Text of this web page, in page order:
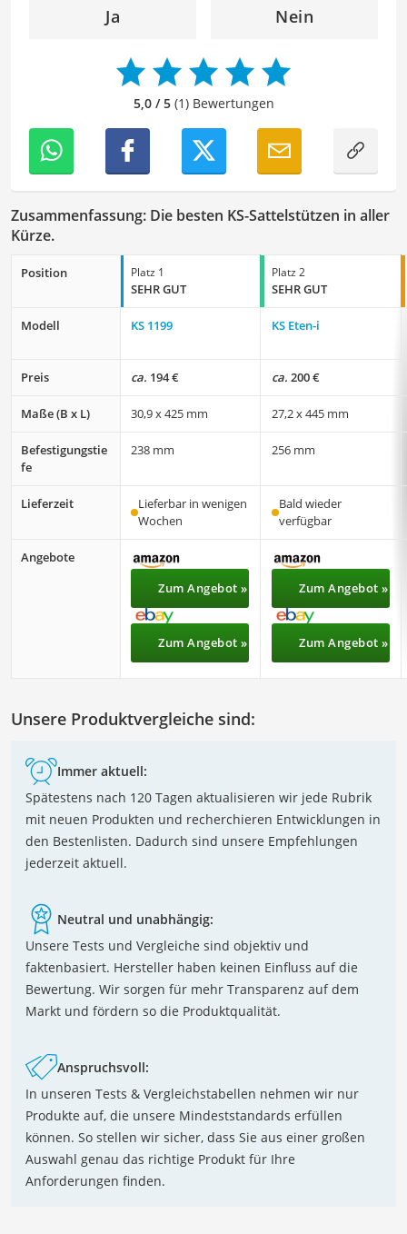
Reiseempfehlungen, Hobbytipps und Anregungen für die
Der KS-Sattelstütze-Vergleich ist aus unserer Sicht
besonders empfehlenswert für
Fahrradfahrer
Ja Nein
5,0 / 5(1) Bewertungen
Zusammenfassung: Die besten KS-Sattelstützen in aller
Kürze.
Position Platz 1
SEHR GUT
Platz 2
SEHR GUT
Modell KS 1199 KS Eten-i
Preis ca. 194 € ca. 200 €
Maße (B x L) 30,9 x 425 mm 27,2 x 445 mm
Befestigungstie
fe
238 mm 256 mm
Lieferzeit
Lieferbar in wenigen
Wochen
Bald wieder
verfügbar
Angebote
Zum Angebot »
Zum Angebot »
Zum Angebot »
Zum Angebot »
Unsere Produktvergleiche sind:
Immer aktuell:
Spätestens nach 120 Tagen aktualisieren wir jede Rubrik
mit neuen Produkten und recherchieren Entwicklungen in
den Bestenlisten. Dadurch sind unsere Empfehlungen
jederzeit aktuell.
Neutral und unabhängig:
Unsere Tests und Vergleiche sind objektiv und
faktenbasiert. Hersteller haben keinen Einfluss auf die
Bewertung. Wir sorgen für mehr Transparenz auf dem
Markt und fördern so die Produktqualität.
Anspruchsvoll:
In unseren Tests & Vergleichstabellen nehmen wir nur
Produkte auf, die unsere Mindeststandards erfüllen
können. So stellen wir sicher, dass Sie aus einer großen
Auswahl genau das richtige Produkt für Ihre
Anforderungen finden.